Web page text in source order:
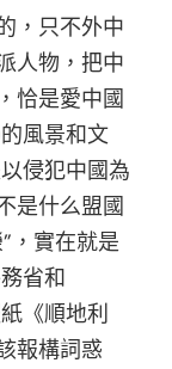
，只不外中
人物，把中
恰是愛中國
風景和文
侵犯中國為
是什么盟國
，實在就是
省和
《順地利
報構詞惑